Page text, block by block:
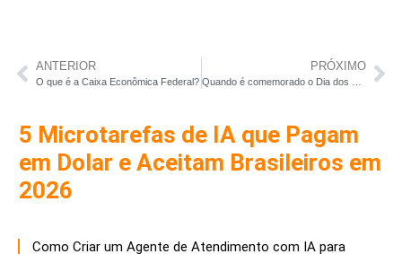
ANTERIOR
O que é a Caixa Econômica Federal?
PRÓXIMO
Quando é comemorado o Dia dos Pais no Brasil?
5 Microtarefas de IA que Pagam
em Dolar e Aceitam Brasileiros em
2026
Como Criar um Agente de Atendimento com IA para